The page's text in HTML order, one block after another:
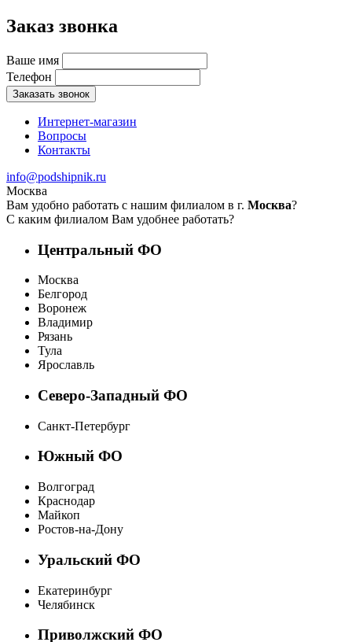
Заказ звонка
Ваше имя
Телефон
Заказать звонок
Интернет-магазин
Вопросы
Контакты
info@podshipnik.ru
Москва
Вам удобно работать с нашим филиалом в г. Москва?
С каким филиалом Вам удобнее работать?
Центральный ФО
Москва
Белгород
Воронеж
Владимир
Рязань
Тула
Ярославль
Северо-Западный ФО
Санкт-Петербург
Южный ФО
Волгоград
Краснодар
Майкоп
Ростов-на-Дону
Уральский ФО
Екатеринбург
Челябинск
Приволжский ФО